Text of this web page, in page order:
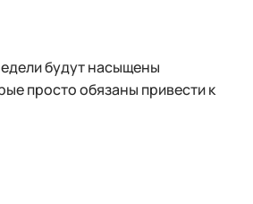
будут насыщены
просто обязаны привести к